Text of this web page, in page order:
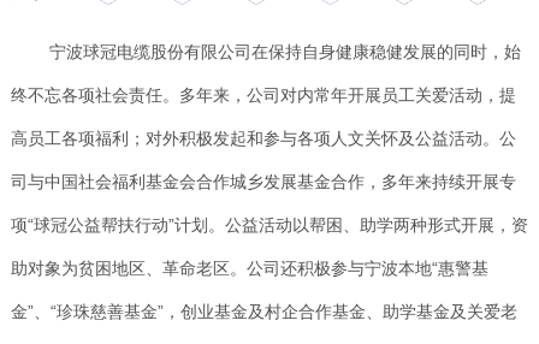
宁波球冠电缆股份有限公司在保持自身健康稳健发展的同时，始
终不忘各项社会责任。多年来，公司对内常年开展员工关爱活动，提
高员工各项福利；对外积极发起和参与各项人文关怀及公益活动。公
司与中国社会福利基金会合作城乡发展基金合作，多年来持续开展专
项“球冠公益帮扶行动”计划。公益活动以帮困、助学两种形式开展，资
助对象为贫困地区、革命老区。公司还积极参与宁波本地“惠警基
金”、“珍珠慈善基金”，创业基金及村企合作基金、助学基金及关爱老